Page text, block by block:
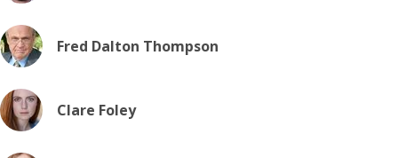
Fred Dalton Thompson
Clare Foley